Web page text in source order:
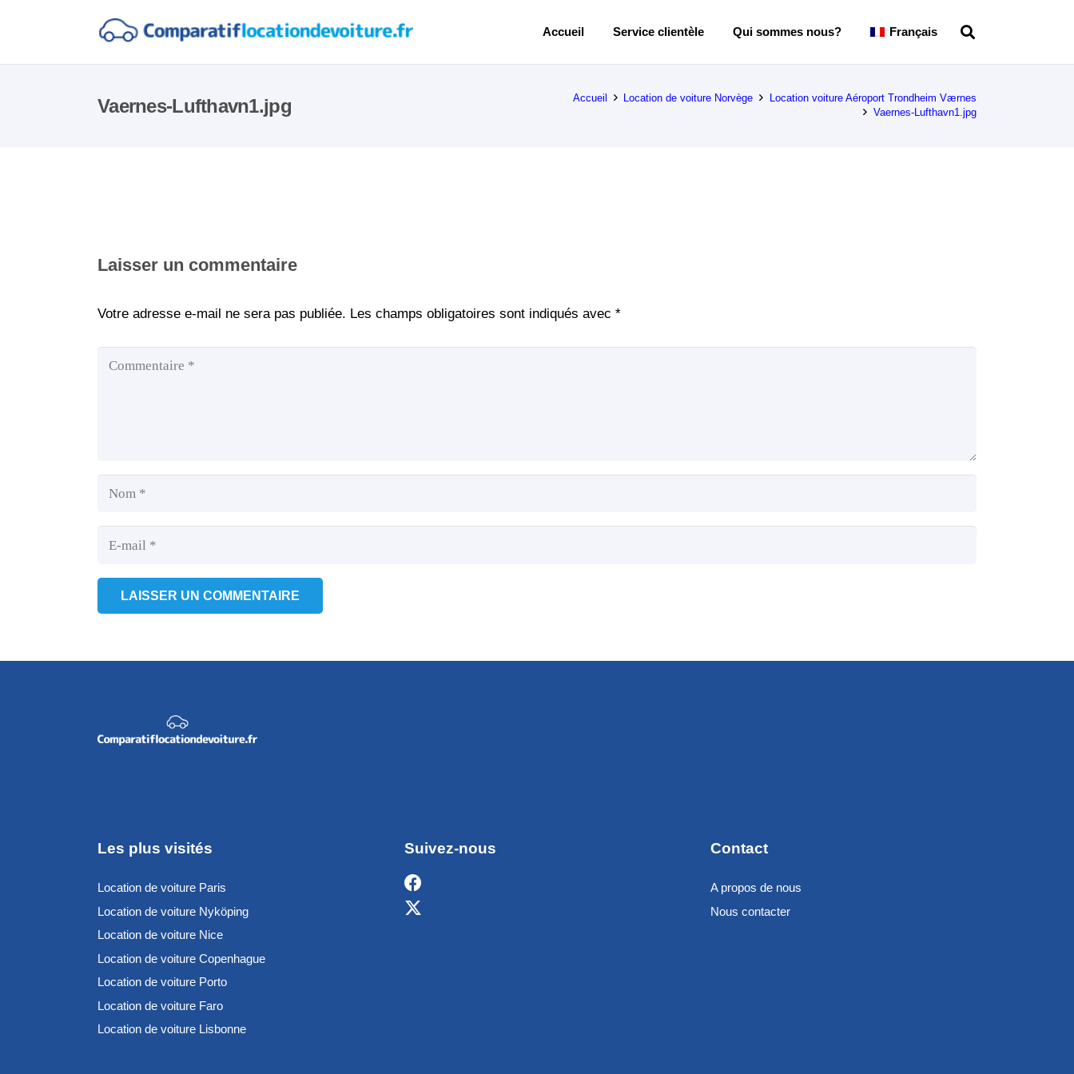
Accueil Service clientèle Qui sommes nous? Français
Vaernes-Lufthavn1.jpg Accueil Location de voiture Norvège
Location voiture Aéroport Trondheim Værnes
Vaernes-Lufthavn1.jpg
Laisser un commentaire
Votre adresse e-mail ne sera pas publiée. Les champs obligatoires sont indiqués avec *
LAISSER UN COMMENTAIRE
Les plus visités
Location de voiture Paris
Location de voiture Nyköping
Location de voiture Nice
Location de voiture Copenhague
Location de voiture Porto
Location de voiture Faro
Location de voiture Lisbonne
Suivez-nous Contact
A propos de nous
Nous contacter